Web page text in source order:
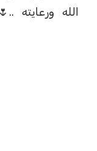
الله ورعايته ..🌷